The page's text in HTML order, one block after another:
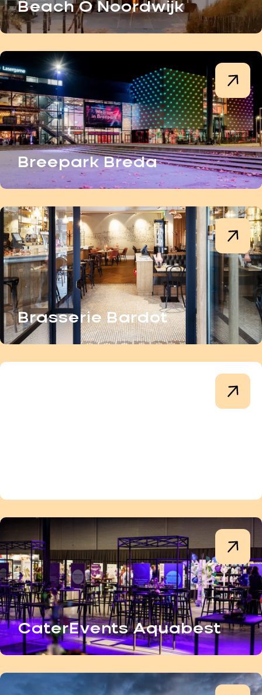
Beach O Noordwijk
Breepark Breda
Brasserie Bardot
CaterEvents Aquabest